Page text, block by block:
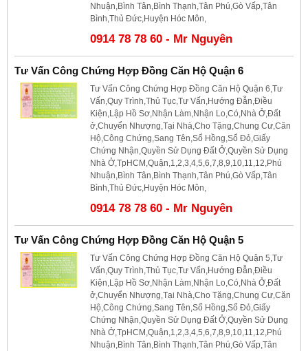
Nhuận,Bình Tân,Bình Thạnh,Tân Phú,Gò Vấp,Tân
Bình,Thủ Đức,Huyện Hóc Môn,
0914 78 78 60 - Mr Nguyên
Tư Vấn Công Chứng Hợp Đồng Căn Hộ Quận 6
Tư Vấn Công Chứng Hợp Đồng Căn Hộ Quận 6,Tư
Vấn,Quy Trình,Thủ Tục,Tư Vấn,Hướng Đẫn,Điều
Kiện,Lập Hồ Sơ,Nhận Làm,Nhận Lo,Có,Nhà Ở,Đất
ở,Chuyển Nhượng,Tại Nhà,Cho Tặng,Chung Cư,Căn
Hộ,Công Chứng,Sang Tên,Sổ Hồng,Sổ Đỏ,Giấy
Chứng Nhận,Quyền Sử Dụng Đất Ở,Quyền Sử Dụng
Nhà Ở,TpHCM,Quận,1,2,3,4,5,6,7,8,9,10,11,12,Phú
Nhuận,Bình Tân,Bình Thạnh,Tân Phú,Gò Vấp,Tân
Bình,Thủ Đức,Huyện Hóc Môn,
0914 78 78 60 - Mr Nguyên
Tư Vấn Công Chứng Hợp Đồng Căn Hộ Quận 5
Tư Vấn Công Chứng Hợp Đồng Căn Hộ Quận 5,Tư
Vấn,Quy Trình,Thủ Tục,Tư Vấn,Hướng Đẫn,Điều
Kiện,Lập Hồ Sơ,Nhận Làm,Nhận Lo,Có,Nhà Ở,Đất
ở,Chuyển Nhượng,Tại Nhà,Cho Tặng,Chung Cư,Căn
Hộ,Công Chứng,Sang Tên,Sổ Hồng,Sổ Đỏ,Giấy
Chứng Nhận,Quyền Sử Dụng Đất Ở,Quyền Sử Dụng
Nhà Ở,TpHCM,Quận,1,2,3,4,5,6,7,8,9,10,11,12,Phú
Nhuận,Bình Tân,Bình Thạnh,Tân Phú,Gò Vấp,Tân